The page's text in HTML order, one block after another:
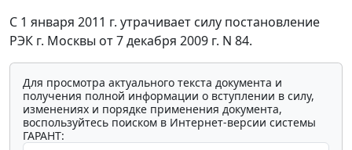
С 1 января 2011 г. утрачивает силу постановление
РЭК г. Москвы от 7 декабря 2009 г. N 84.
Для просмотра актуального текста документа и
получения полной информации о вступлении в силу,
изменениях и порядке применения документа,
воспользуйтесь поиском в Интернет-версии системы
ГАРАНТ: